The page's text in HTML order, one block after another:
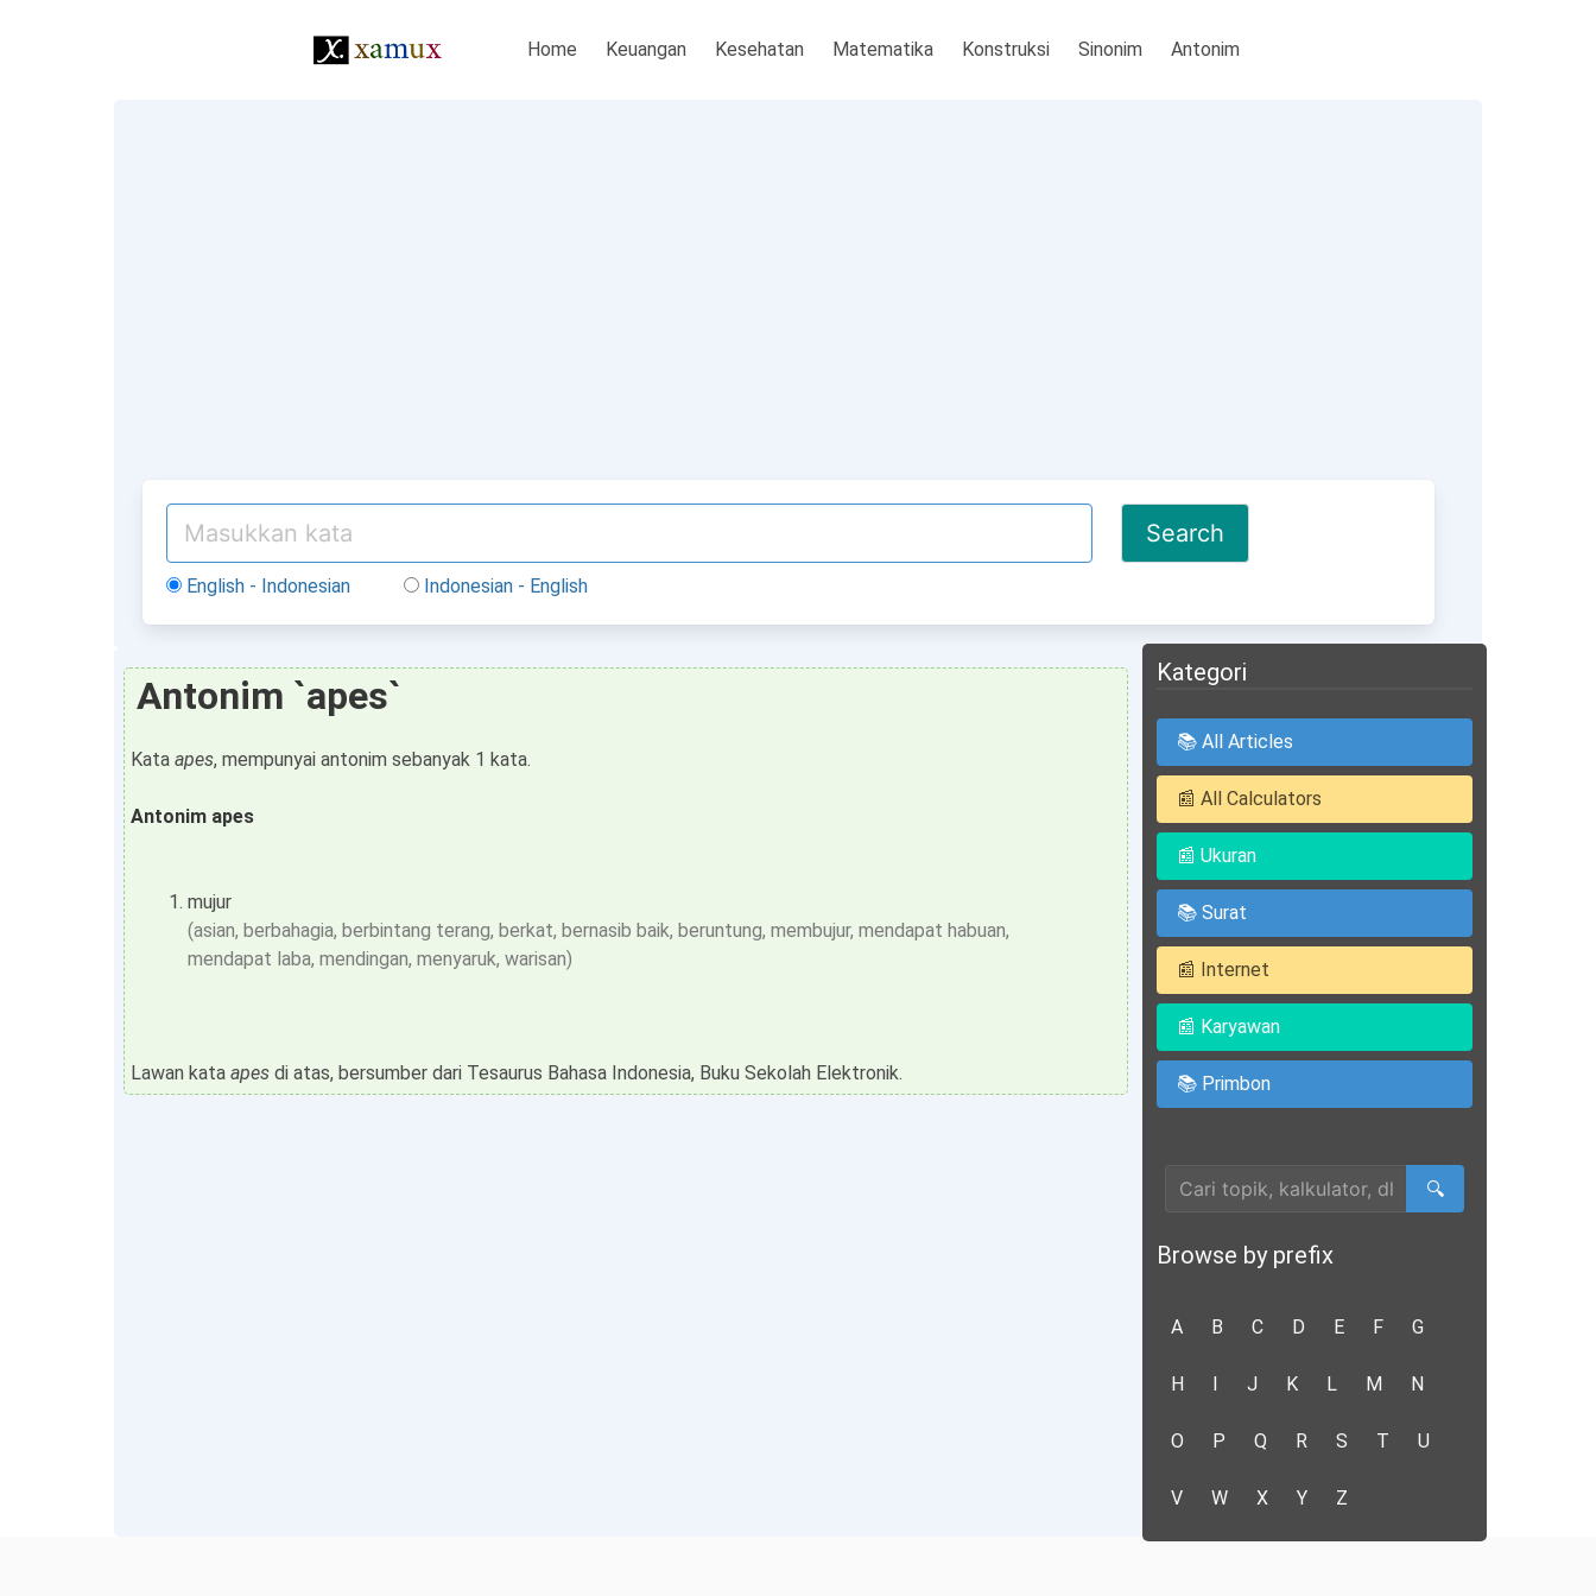
Home Keuangan Kesehatan Matematika Konstruksi Sinonim Antonim
English - Indonesian Indonesian - English
Antonim `apes`
Kata apes, mempunyai antonim sebanyak 1 kata.
Antonim apes
mujur
(asian, berbahagia, berbintang terang, berkat, bernasib baik, beruntung, membujur, mendapat habuan,
mendapat laba, mendingan, menyaruk, warisan)
Lawan kata apes di atas, bersumber dari Tesaurus Bahasa Indonesia, Buku Sekolah Elektronik.
Kategori
📚 All Articles
📰 All Calculators
📰 Ukuran
📚 Surat
📰 Internet
📰 Karyawan
📚 Primbon
🔍
Browse by prefix
A B C D E F G
H I J K L M N
O P Q R S T U
V W X Y Z